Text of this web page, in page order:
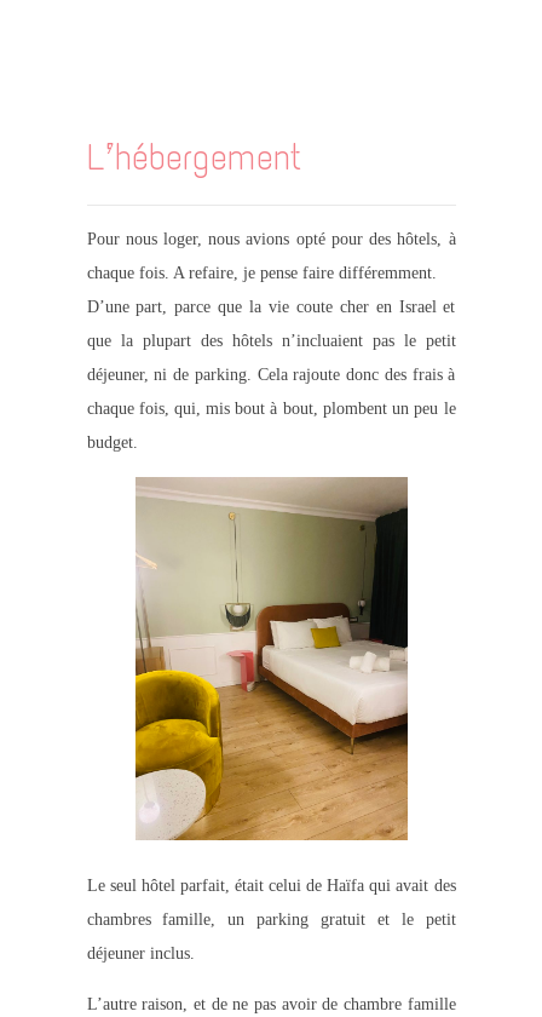
L’hébergement
Pour nous loger, nous avions opté pour des hôtels, à
chaque fois. A refaire, je pense faire différemment.
D’une part, parce que la vie coute cher en Israel et
que la plupart des hôtels n’incluaient pas le petit
déjeuner, ni de parking. Cela rajoute donc des frais à
chaque fois, qui, mis bout à bout, plombent un peu le
budget.
Le seul hôtel parfait, était celui de Haïfa qui avait des
chambres famille, un parking gratuit et le petit
déjeuner inclus.
L’autre raison, et de ne pas avoir de chambre famille